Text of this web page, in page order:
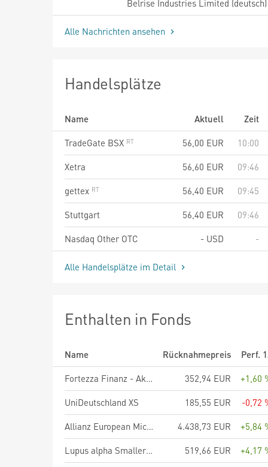
Belrise Industries Limited (deutsch)
Alle Nachrichten ansehen
Handelsplätze
Name Aktuell
Zeit
TradeGate BSX
56,00 EUR
10:00
Xetra
56,60 EUR
09:46
gettex
56,40 EUR
09:45
Stuttgart
56,40 EUR
09:46
Nasdaq Other OTC
- USD -
Alle Handelsplätze im Detail
Enthalten in Fonds
Name Rücknahmepreis
Perf.
Fortezza Finanz - Aktienwerk R
352,94 EUR
+1,60
UniDeutschland XS
185,55 EUR
-0,72
Allianz European Micro Cap - IT - EUR
4.438,73 EUR
+5,84
Lupus alpha Smaller German Champions A
519,66 EUR
+4,17